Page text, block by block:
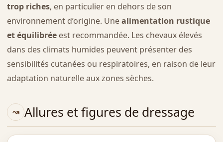
trop riches, en particulier en dehors de son
environnement d’origine. Unealimentation rustique
et équilibréeest recommandée. Les chevaux élevés
dans des climats humides peuvent présenter des
sensibilités cutanées ou respiratoires, en raison de leur
adaptation naturelle aux zones sèches.
Allures et figures de dressage